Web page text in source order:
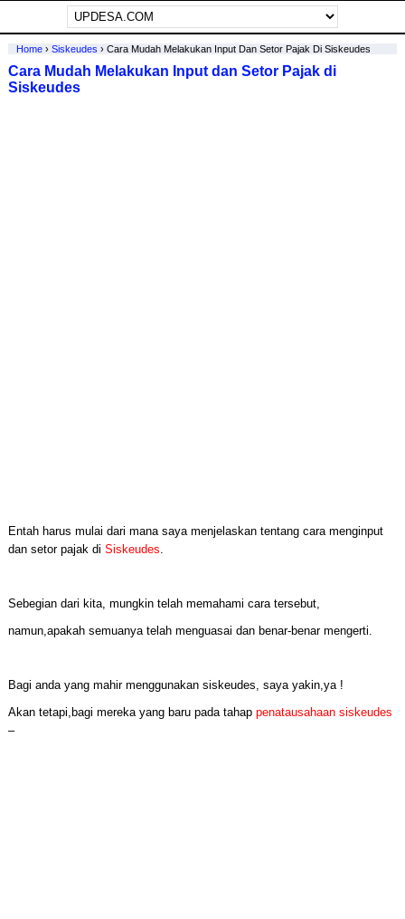
Home› Siskeudes › Cara Mudah Melakukan Input Dan Setor Pajak Di Siskeudes
Cara Mudah Melakukan Input dan Setor Pajak di
Siskeudes
Entah harus mulai dari mana saya menjelaskan tentang cara menginput
dan setor pajak di Siskeudes.
Sebegian dari kita, mungkin telah memahami cara tersebut,
namun,apakah semuanya telah menguasai dan benar-benar mengerti.
Bagi anda yang mahir menggunakan siskeudes, saya yakin,ya !
Akan tetapi,bagi mereka yang baru pada tahap penatausahaan siskeudes
–